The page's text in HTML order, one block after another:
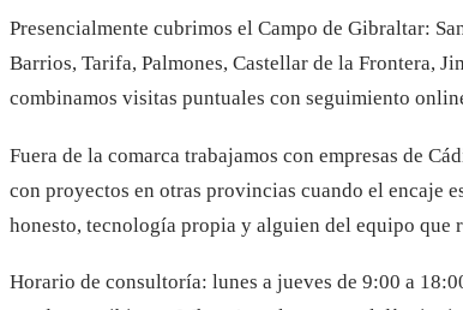
Presencialmente cubrimos el Campo de Gibraltar:
Barrios, Tarifa, Palmones, Castellar de la Frontera,
combinamos visitas puntuales con seguimiento
Fuera de la comarca trabajamos con empresas de
con proyectos en otras provincias cuando el encaje
honesto, tecnología propia y alguien del equipo que
Horario de consultoría: lunes a jueves de 9:00 a